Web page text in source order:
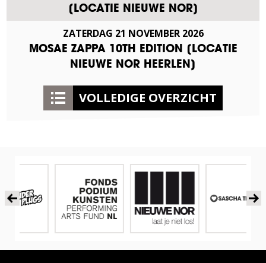
[LOCATIE NIEUWE NOR]
ZATERDAG 21 NOVEMBER 2026
MOSAE ZAPPA 10TH EDITION [LOCATIE
NIEUWE NOR HEERLEN]
VOLLEDIGE OVERZICHT